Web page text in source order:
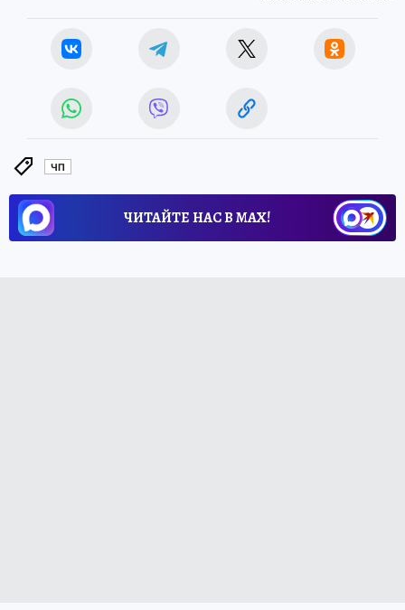
ЧП
ЧИТАЙТЕ НАС В МАХ!